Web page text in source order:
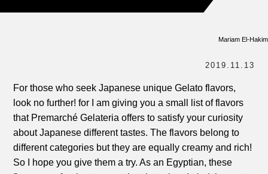
Mariam El-Hakim
2019.11.13
For those who seek Japanese unique Gelato flavors,
look no further! for I am giving you a small list of flavors
that Premarché Gelateria offers to satisfy your curiosity
about Japanese different tastes. The flavors belong to
different categories but they are equally creamy and rich!
So I hope you give them a try. As an Egyptian, these